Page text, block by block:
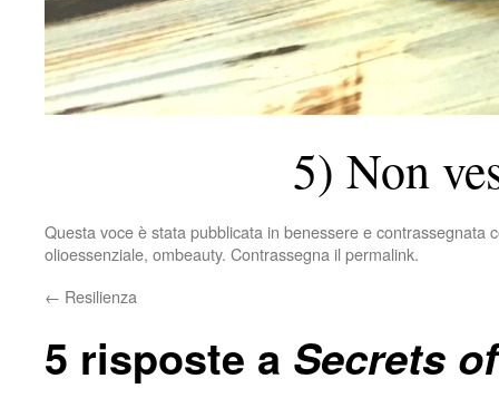
5) Non
Questa voce è stata pubblicata in benesseree contrassegnata
olioessenziale, ombeauty. Contrassegna il permalink.
← Resilienza
5 risposte a Secrets